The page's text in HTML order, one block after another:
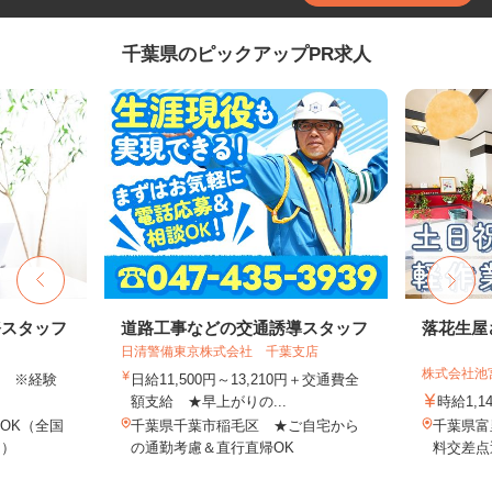
千葉県のピックアップPR求人
タッフ
※経験
（全国
道路工事などの交通誘導スタッフ
日清警備東京株式会社 千葉支店
日給11,500円～13,210円＋交通費全
額支給 ★早上がりの...
千葉県千葉市稲毛区 ★ご自宅から
の通勤考慮＆直行直帰OK
落花生屋
株式会社池
時給
千葉県
料交差